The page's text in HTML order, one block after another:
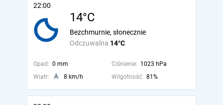
22:00
14°C
Odczuwalna 14°C
Bezchmurnie, słonecznie
Opad: 0 mm Ciśnienie: 1023 hPa
Wiatr:
8 km/h Wilgotność: 81%